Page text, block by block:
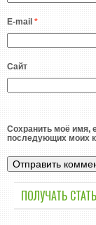
E-mail *
Сайт
Сохранить моё имя,
последующих моих
ПОЛУЧАТЬ